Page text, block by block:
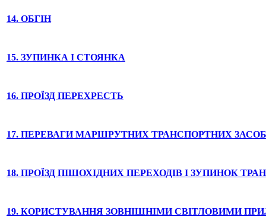
14. ОБГІН
15. ЗУПИНКА І СТОЯНКА
16. ПРОЇЗД ПЕРЕХРЕСТЬ
17. ПЕРЕВАГИ МАРШРУТНИХ ТРАНСПОРТНИХ
18. ПРОЇЗД ПІШОХІДНИХ ПЕРЕХОДІВ І ЗУПИНОК
19. КОРИСТУВАННЯ ЗОВНІШНІМИ СВІТЛОВИМИ